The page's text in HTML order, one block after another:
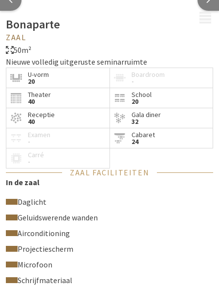
Bonaparte
ZAAL
50m²
Nieuwe volledig uitgeruste seminarruimte
U-vorm
20
Boardroom
-
Theater
40
School
20
Receptie
40
Gala diner
32
Examen
-
Cabaret
24
Carré
-
ZAAL FACILITEITEN
In de zaal
Daglicht
Geluidswerende wanden
Airconditioning
Projectiescherm
Microfoon
Schrijfmateriaal